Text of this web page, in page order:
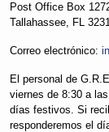
Post Office Box
Tallahassee, FL
Correo electrónico:
El personal de
viernes de 8:30 a
días festivos. Si
responderemos el